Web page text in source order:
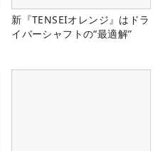
新『TENSEIオレンジ』はドラ
イバーシャフトの“最適解”